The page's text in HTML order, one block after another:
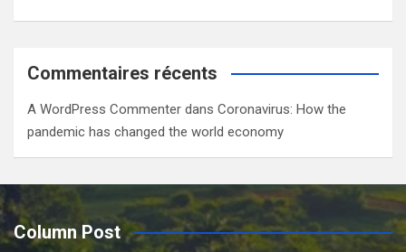
Commentaires récents
A WordPress Commenter dans Coronavirus: How the
pandemic has changed the world economy
Column Post